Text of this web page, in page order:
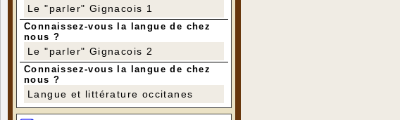
Le "parler" Gignacois 1
Connaissez-vous la langue de chez
nous ?
Le "parler" Gignacois 2
Connaissez-vous la langue de chez
nous ?
Langue et littérature occitanes